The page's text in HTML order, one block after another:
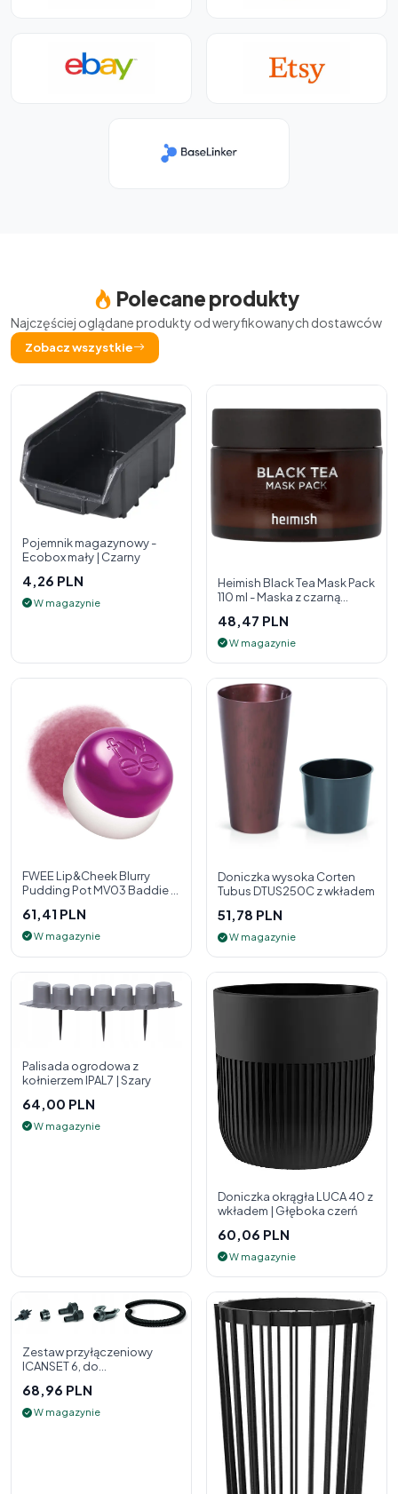
Polecane produkty
Najczęściej oglądane produkty od weryfikowanych dostawców
Zobacz wszystkie
Pojemnik magazynowy -
Ecobox mały | Czarny
4,26 PLN
W magazynie
Heimish Black Tea Mask Pack
110 ml - Maska z czarną
48,47 PLN
W magazynie
FWEE Lip&Cheek Blurry
Pudding Pot MV03 Baddie 5
policzk
61,41 PLN
W magazynie
Doniczka wysoka Corten
Tubus DTUS250C z wkładem
51,78 PLN
W magazynie
Palisada ogrodowa z
kołnierzem IPAL7 | Szary
64,00 PLN
W magazynie
Doniczka okrągła LUCA 40 z
wkładem | Głęboka czerń
60,06 PLN
W magazynie
Zestaw przyłączeniowy
ICANSET 6, do
68,96 PLN
W magazynie